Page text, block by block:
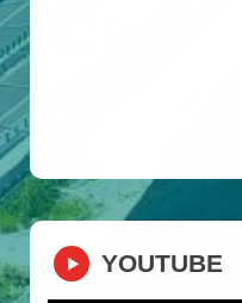
YOUTUBE